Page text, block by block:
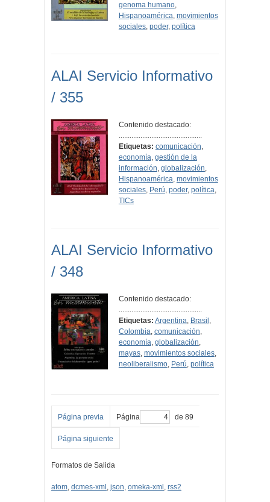
genoma humano,
Hispanoamérica, movimientos
sociales, poder, política
ALAI Servicio Informativo
/ 355
Contenido destacado:
..............................................
Etiquetas: comunicación,
economía, gestión de la
información, globalización,
Hispanoamérica, movimientos
sociales, Perú, poder, política,
TICs
ALAI Servicio Informativo
/ 348
Contenido destacado:
..............................................
Etiquetas: Argentina, Brasil ,
Colombia, comunicación,
economía, globalización,
mayas, movimientos sociales,
neoliberalismo, Perú, política
Página previa Página de 89
Página siguiente
Formatos de Salida
atom, dcmes-xml , json, omeka-xml , rss2